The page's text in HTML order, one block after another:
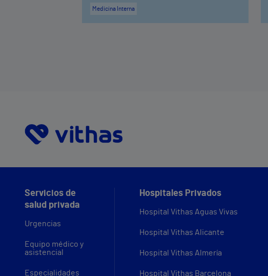
Medicina Interna
Servicios de
salud privada
Urgencias
Equipo médico y
asistencial
Especialidades
Hospitales Privados
Hospital Vithas Aguas Vivas
Hospital Vithas Alicante
Hospital Vithas Almería
Hospital Vithas Barcelona